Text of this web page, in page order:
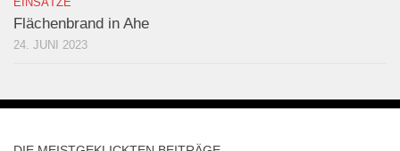
Flächenbrand in Ahe
24. JUNI 2023